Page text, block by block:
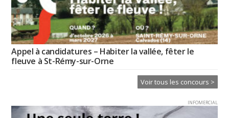
Appel à candidatures – Habiter la vallée, fêter le
fleuve à St-Rémy-sur-Orne
Voir tous les concours >
INFOMERCIAL